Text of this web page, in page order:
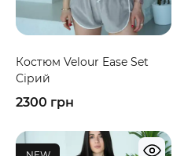
Костюм Velour Ease Set
Сірий
2300 грн